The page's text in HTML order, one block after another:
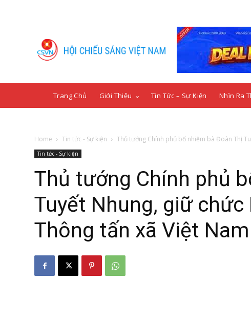
Trang Chủ Giới Thiệu Tin Tức – Sự Kiện Nhìn Ra
Home Tin tức - Sự kiện Thủ tướng Chính phủ bổ nhiệm bà Đoàn Thị
Tin tức - Sự kiện
Thủ tướng Chính phủ
Tuyết Nhung, giữ
Thông tấn xã Việt Nam